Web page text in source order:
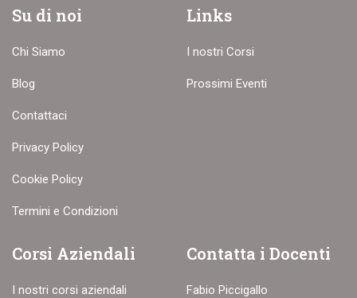
Su di noi
Chi Siamo
Blog
Contattaci
Privacy Policy
Cookie Policy
Termini e Condizioni
Links
I nostri Corsi
Prossimi Eventi
Corsi Aziendali
I nostri corsi aziendali
Contatta i Docenti
Fabio Piccigallo